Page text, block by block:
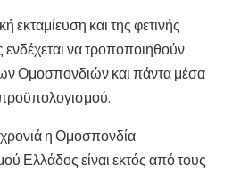
εκταμίευση και της φετινής
ενδέχεται να τροποποιηθούν
Ομοσπονδιών και πάντα μέσα
η Ομοσπονδία
Ελλάδος είναι εκτός από τους